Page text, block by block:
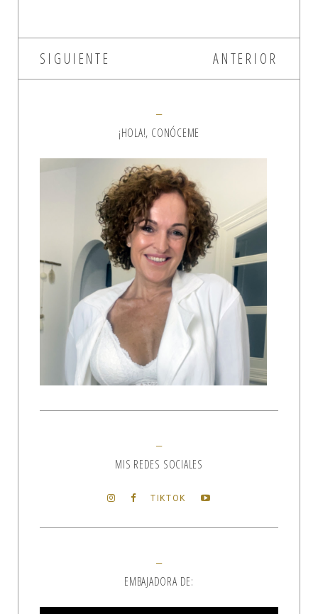
SIGUIENTE ANTERIOR
¡HOLA!, CONÓCEME
MIS REDES SOCIALES
TIKTOK
EMBAJADORA DE: